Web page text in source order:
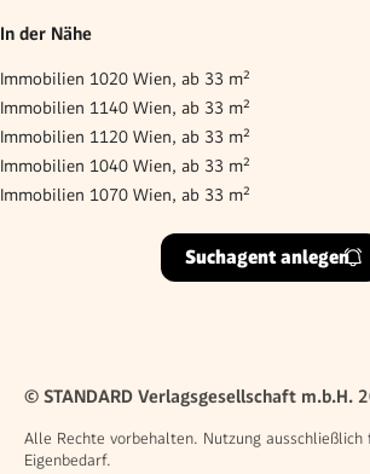
In der Nähe
Immobilien 1020 Wien, ab 33 m²
Immobilien 1140 Wien, ab 33 m²
Immobilien 1120 Wien, ab 33 m²
Immobilien 1040 Wien, ab 33 m²
Immobilien 1070 Wien, ab 33 m²
Suchagent anlegen
© STANDARD Verlagsgesellschaft m.b.H.
Alle Rechte vorbehalten. Nutzung
Eigenbedarf.